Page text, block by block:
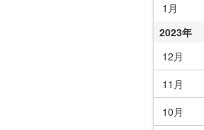
1月
2023年
12月
11月
10月